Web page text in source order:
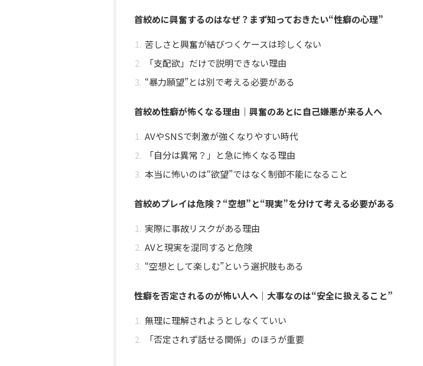
首絞めに興奮するのはなぜ？まず知っておきたい“性癖の心理”
苦しさと興奮が結びつくケースは珍しくない
「支配欲」だけで説明できない理由
“暴力願望”とは別で考える必要がある
首絞め性癖が怖くなる理由｜興奮のあとに自己嫌悪が来る人へ
AVやSNSで刺激が強くなりやすい時代
「自分は異常？」と急に怖くなる理由
本当に怖いのは“欲望”ではなく制御不能になること
首絞めプレイは危険？“空想”と“現実”を分けて考える必要がある
実際に事故リスクがある理由
AVと現実を混同すると危険
“空想として楽しむ”という選択肢もある
性癖を否定されるのが怖い人へ｜大事なのは“安全に扱えること”
無理に理解されようとしなくていい
「否定されず話せる関係」のほうが重要